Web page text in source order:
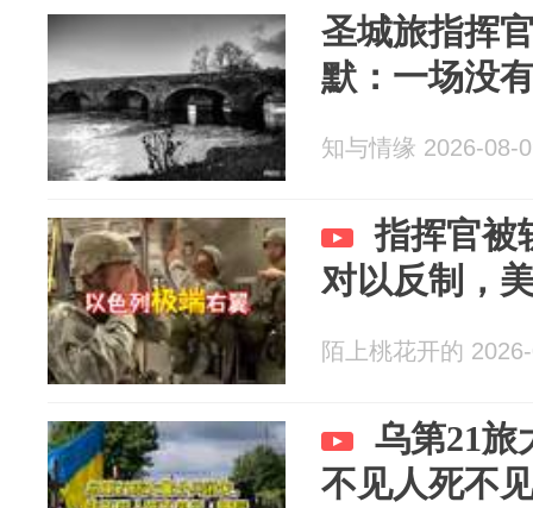
圣城旅指挥
默：一场没
知与情缘 2026-08-
指挥官被
对以反制，
陌上桃花开的
乌第21旅
不见人死不